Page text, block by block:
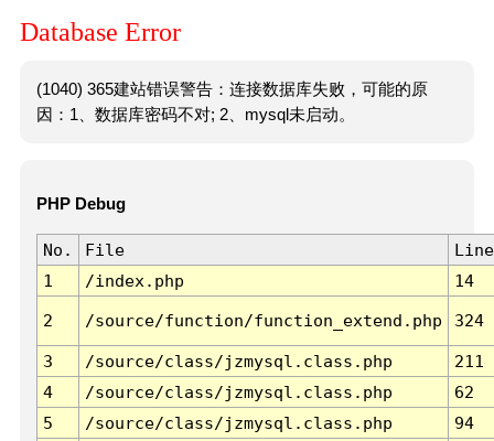
Database Error
(1040) 365建站错误警告：连接数据库失败，可能的原
因：1、数据库密码不对; 2、mysql未启动。
PHP Debug
No. File
Line
1
/index.php 14
2 /source/function/function_extend.php 324
3 /source/class/jzmysql.class.php
211
4
/source/class/jzmysql.class.php
62
5
/source/class/jzmysql.class.php
94